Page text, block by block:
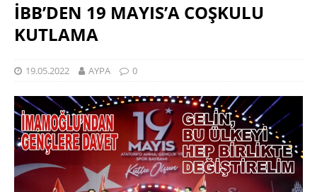
İBB’DEN 19 MAYIS’A COŞKULU
KUTLAMA
19.05.2022 AYPA 0